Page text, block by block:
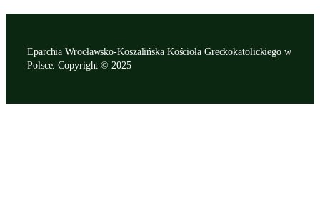
Eparchia Wrocławsko-Koszalińska Kościoła Greckokatolickiego w
Polsce. Copyright © 2025